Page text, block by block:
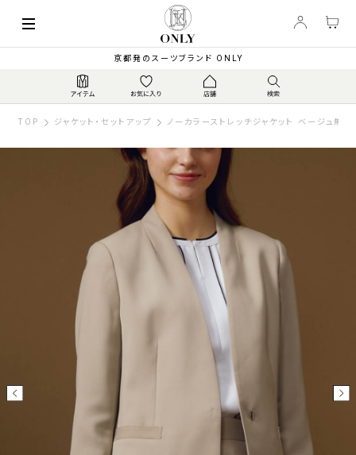
京都発のスーツブランド ONLY
TOP ジャケット・セットアップ ノーカラーストレッチジャケット ベージュ無地